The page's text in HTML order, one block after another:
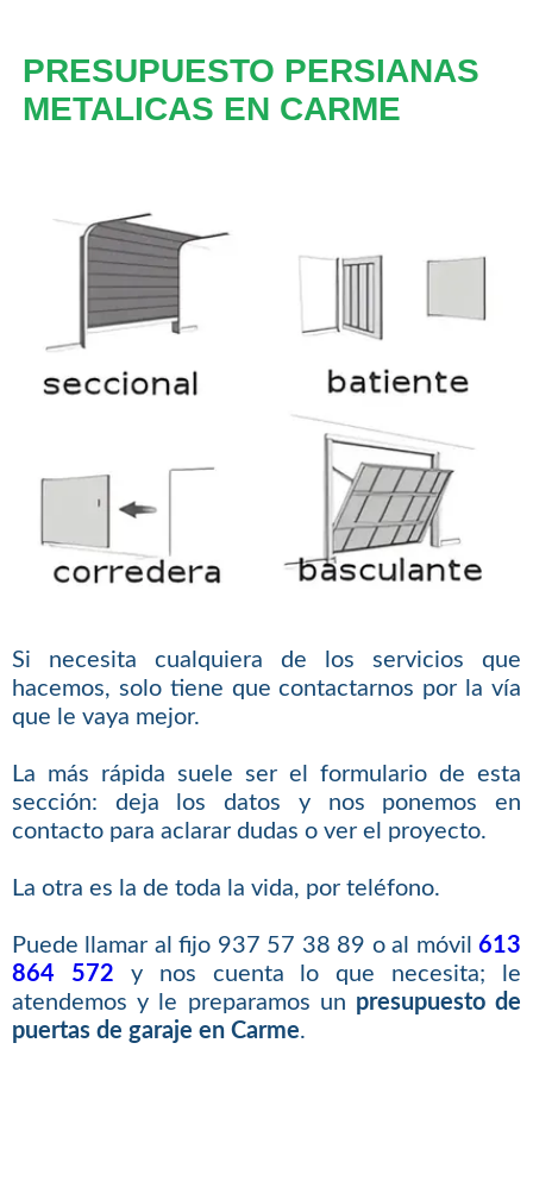
PRESUPUESTO PERSIANAS
METALICAS EN CARME
Si necesita cualquiera de los servicios que
hacemos, solo tiene que contactarnos por la vía
que le vaya mejor.
La más rápida suele ser el formulario de esta
sección: deja los datos y nos ponemos en
contacto para aclarar dudas o ver el proyecto.
La otra es la de toda la vida, por teléfono.
Puede llamar al fijo 937 57 38 89 o al móvil613
864 572 y nos cuenta lo que necesita; le
atendemos y le preparamos un presupuesto de
puertas de garaje en Carme.